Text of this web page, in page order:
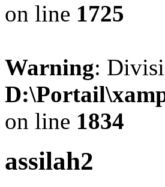
on line 1725
Warning:
on line 1834
assilah2